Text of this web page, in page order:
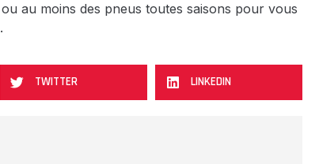
au moins des pneus toutes saisons pour vous
TWITTER LINKEDIN